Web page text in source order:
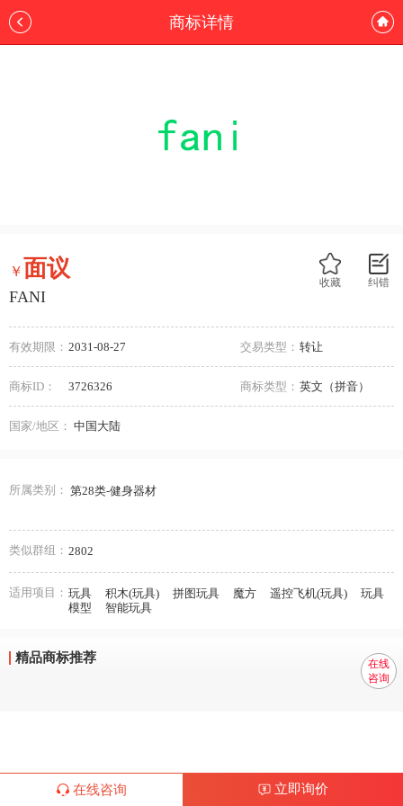
商标详情
纠错
收藏
￥面议
FANI
有效期限： 2031-08-27 交易类型： 转让
商标ID： 3726326 商标类型： 英文（拼音）
国家/地区： 中国大陆
所属类别： 第28类-健身器材
类似群组： 2802
适用项目： 玩具 积木(玩具) 拼图玩具 魔方 遥控飞机(玩具)
玩具
模型
智能玩具
精品商标推荐
在线咨询 立即询价
在线
咨询